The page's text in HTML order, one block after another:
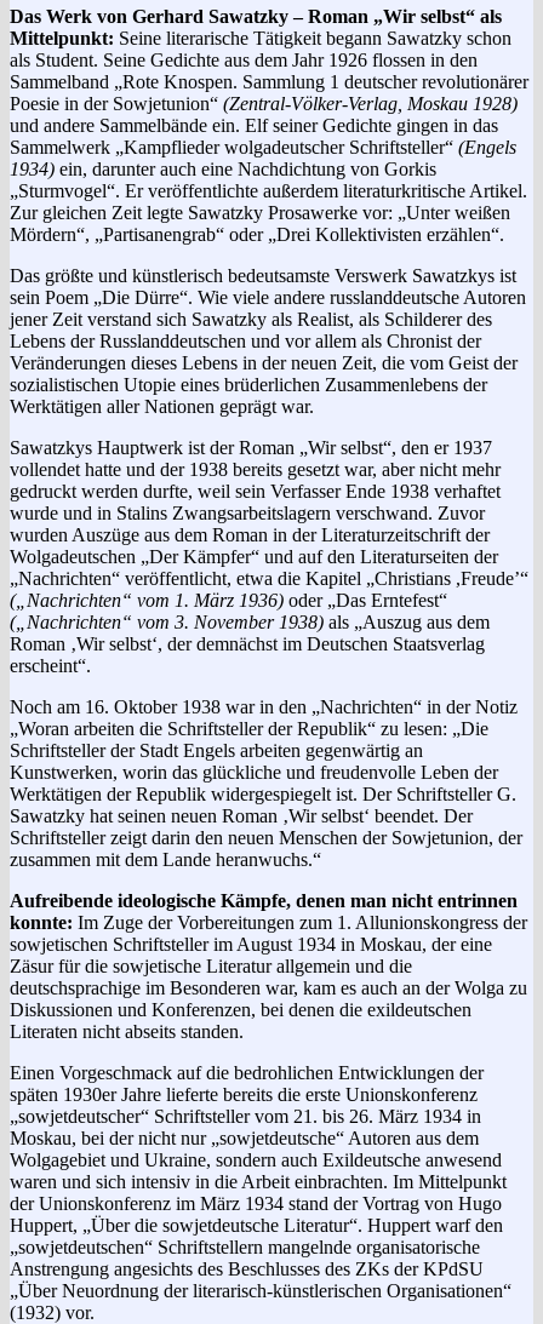
Das Werk von Gerhard Sawatzky – Roman „Wir selbst“ als
Mittelpunkt: Seine literarische Tätigkeit begann Sawatzky schon
als Student. Seine Gedichte aus dem Jahr 1926 flossen in den
Sammelband „Rote Knospen. Sammlung 1 deutscher revolutionärer
Poesie in der Sowjet­union“ (Zentral-Völker-Verlag, Moskau 1928)
und andere Sammelbände ein. Elf seiner Gedichte gingen in das
Sammelwerk „Kampflieder wolgadeutscher Schriftsteller“ (Engels
1934) ein, darunter auch eine Nachdichtung von Gorkis
„Sturmvogel“. Er veröffentlichte außerdem literaturkritische Artikel.
Zur gleichen Zeit legte Sawatzky Prosawerke vor: „Unter weißen
Mördern“, „Partisanengrab“ oder „Drei Kollektivisten erzählen“.
Das größte und künstlerisch bedeutsamste Verswerk Sawatzkys ist
sein Poem „Die Dürre“. Wie viele andere russlanddeutsche Autoren
jener Zeit verstand sich Sawatzky als Realist, als Schilderer des
Lebens der Russlanddeutschen und vor allem als Chronist der
Veränderungen dieses Lebens in der neuen Zeit, die vom Geist der
sozialistischen Utopie eines brüderlichen Zusammenlebens der
Werktätigen aller Nationen geprägt war.
Sawatzkys Hauptwerk ist der Roman „Wir selbst“, den er 1937
vollendet hatte und der 1938 bereits gesetzt war, aber nicht mehr
gedruckt werden durfte, weil sein Verfasser Ende 1938 verhaftet
wurde und in Stalins Zwangsarbeitslagern verschwand. Zuvor
wurden Auszüge aus dem Roman in der Literaturzeitschrift der
Wolgadeutschen „Der Kämpfer“ und auf den Literaturseiten der
„Nachrichten“ veröffentlicht, etwa die Kapitel „Christians ,Freude’“
(„Nachrichten“ vom 1. März 1936) oder „Das Erntefest“
(„Nachrichten“ vom 3. November 1938) als „Auszug aus dem
Roman ‚Wir selbst‘, der demnächst im Deutschen Staatsverlag
erscheint“.
Noch am 16. Oktober 1938 war in den „Nachrichten“ in der Notiz
„Woran arbeiten die Schriftsteller der Republik“ zu lesen: „Die
Schriftsteller der Stadt Engels arbeiten gegenwärtig an
Kunstwerken, worin das glückliche und freudenvolle Leben der
Werktätigen der Republik widergespiegelt ist. Der Schriftsteller G.
Sawatzky hat seinen neuen Roman ‚Wir selbst‘ beendet. Der
Schriftsteller zeigt darin den neuen Menschen der Sowjetunion, der
zusammen mit dem Lande heranwuchs.“
Aufreibende ideologische Kämpfe, denen man nicht entrinnen
konnte: Im Zuge der Vorbereitungen zum 1. All­unionskongress der
sowjetischen Schriftsteller im August 1934 in Moskau, der eine
Zäsur für die sowjetische Literatur allgemein und die
deutschsprachige im Besonderen war, kam es auch an der Wolga zu
Diskussionen und Konferenzen, bei denen die exildeutschen
Literaten nicht abseits standen.
Einen Vorgeschmack auf die bedrohlichen Entwicklungen der
späten 1930er Jahre lieferte bereits die erste Unionskonferenz
„sowjetdeutscher“ Schriftsteller vom 21. bis 26. März 1934 in
Moskau, bei der nicht nur „sowjetdeutsche“ Autoren aus dem
Wolgagebiet und Ukraine, sondern auch Exildeutsche anwesend
waren und sich intensiv in die Arbeit einbrachten. Im Mittelpunkt
der Unionskonferenz im März 1934 stand der Vortrag von Hugo
Huppert, „Über die sowjetdeutsche Literatur“. Huppert warf den
„sowjetdeutschen“ Schriftstellern mangelnde organisatorische
Anstrengung angesichts des Beschlusses des ZKs der KPdSU
„Über Neuordnung der literarisch-künstlerischen Organisationen“
(1932) vor.